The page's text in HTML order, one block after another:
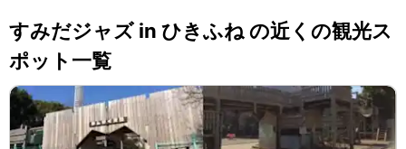
すみだジャズ in ひきふね の近くの観光ス
ポット一覧